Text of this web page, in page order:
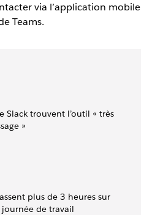
via l’application mobile
Teams.
Slack trouvent l’outil « très
»
plus de 3 heures sur
de travail